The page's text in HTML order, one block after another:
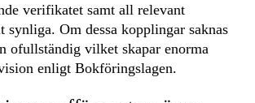
verifikatet samt all relevant
synliga. Om dessa kopplingar saknas
ofullständig vilket skapar enorma
enligt Bokföringslagen.